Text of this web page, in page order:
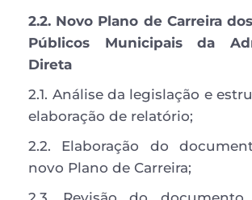
2.2. Novo Plano de Carreira
Públicos Municipais da
Direta
2.1. Análise da legislação e
elaboração de relatório;
2.2. Elaboração do
novo Plano de Carreira;